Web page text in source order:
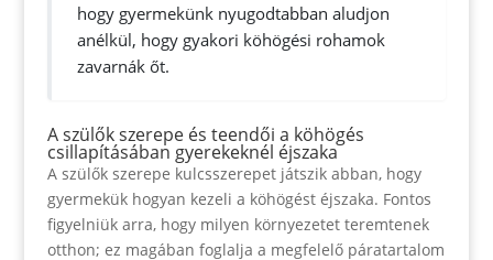
hogy gyermekünk nyugodtabban aludjon
anélkül, hogy gyakori köhögési rohamok
zavarnák őt.
A szülők szerepe és teendői a köhögés
csillapításában gyerekeknél éjszaka
A szülők szerepe kulcsszerepet játszik abban, hogy
gyermekük hogyan kezeli a köhögést éjszaka. Fontos
figyelniük arra, hogy milyen környezetet teremtenek
otthon; ez magában foglalja a megfelelő páratartalom